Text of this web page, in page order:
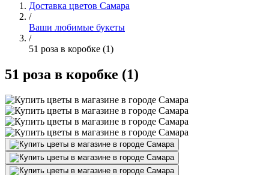
Доставка цветов Самара
/
Ваши любимые букеты
/
51 роза в коробке (1)
51 роза в коробке (1)